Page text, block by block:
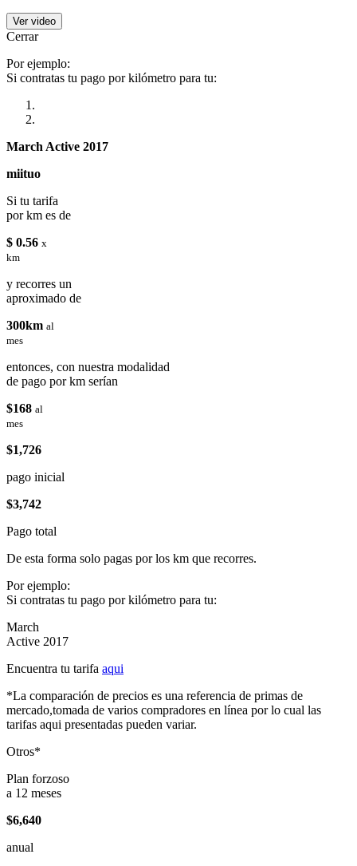
Ver video
Cerrar
Por ejemplo:
Si contratas tu pago por kilómetro para tu:
March Active 2017
miituo
Si tu tarifa
por km es de
$ 0.56 x
km
y recorres un
aproximado de
300km al
mes
entonces, con nuestra modalidad
de pago por km serían
$168 al
mes
$1,726
pago inicial
$3,742
Pago total
De esta forma solo pagas por los km que recorres.
Por ejemplo:
Si contratas tu pago por kilómetro para tu:
March
Active 2017
Encuentra tu tarifa aqui
*La comparación de precios es una referencia de primas de
mercado,tomada de varios compradores en línea por lo cual las
tarifas aqui presentadas pueden variar.
Otros*
Plan forzoso
a 12 meses
$6,640
anual